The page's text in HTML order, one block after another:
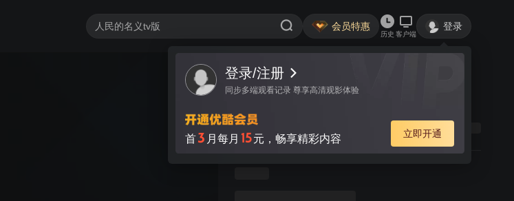
会员特惠
历史 客户端
登录
登录/注册
同步多端观看记录 尊享高清观影体验
首3 月每月 15元，畅享精彩内容 立即开通